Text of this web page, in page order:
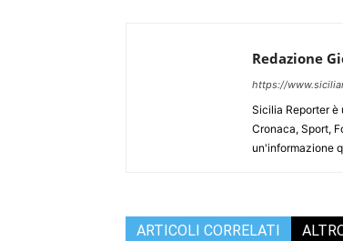
Redazione
https://
Sicilia Reporter è
Cronaca, Sport,
un'informazione
ARTICOLI CORRELATI